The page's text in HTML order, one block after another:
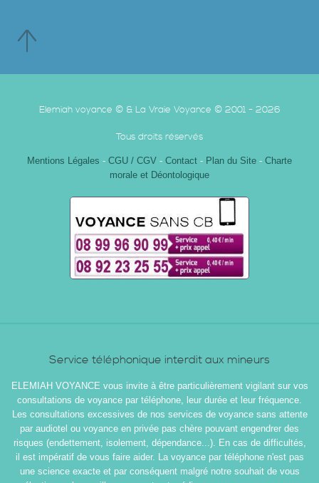
Elemiah voyance © & La Vraie Voyance © 2001 - 2026
Tous droits réservés
Mentions Légales - CGU / CGV - Contact - Plan du Site - Charte
morale et Déontologique
Service téléphonique interdit aux mineurs
ELEMIAH VOYANCE vous invite à être particulièrement vigilant sur vos
consultations de voyance par téléphone, leur durée et leur fréquence.
Les consultations excessives de nos services de voyance sans attente
par audiotel ou voyance en privée pas chère pouvant engendrer des
risques (endettement, isolement, dépendance...). En cas de difficultés,
il est impératif de vous faire aider. La voyance par téléphone n'est pas
une science exacte et par conséquent malgré notre souhait de vous